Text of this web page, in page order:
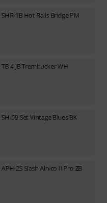
SHR-1B Hot Rails Bridge PM
TB-4 JB Trembucker WH
SH-59 Set Vintage Blues BK
APH-2S Slash Alnico II Pro ZB